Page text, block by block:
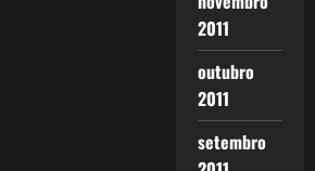
2011
outubro
2011
setembro